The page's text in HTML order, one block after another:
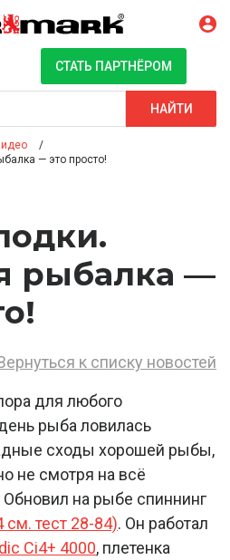
СТАТЬ ПАРТНЁРОМ
НАЙТИ
— это просто!
рыбалка —
к списку новостей
для любого
рыба ловилась
сходы хорошей рыбы,
не смотря на всё
Обновил на рыбе спиннинг
см. тест 28-84). Он работал
Ci4+ 4000, плетенка